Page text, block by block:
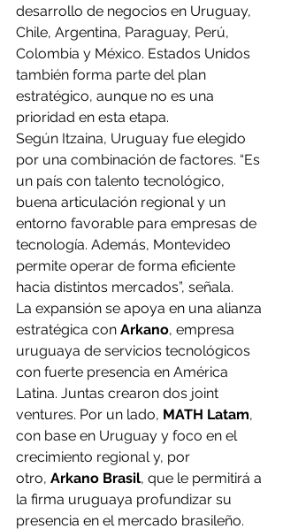
desarrollo de negocios en Uruguay,
Chile, Argentina, Paraguay, Perú,
Colombia y México. Estados Unidos
también forma parte del plan
estratégico, aunque no es una
prioridad en esta etapa.
Según Itzaina, Uruguay fue elegido
por una combinación de factores. “Es
un país con talento tecnológico,
buena articulación regional y un
entorno favorable para empresas de
tecnología. Además, Montevideo
permite operar de forma eficiente
hacia distintos mercados”, señala.
La expansión se apoya en una alianza
estratégica con Arkano, empresa
uruguaya de servicios tecnológicos
con fuerte presencia en América
Latina. Juntas crearon dos joint
ventures. Por un lado, MATH Latam,
con base en Uruguay y foco en el
crecimiento regional y, por
otro, Arkano Brasil, que le permitirá a
la firma uruguaya profundizar su
presencia en el mercado brasileño.